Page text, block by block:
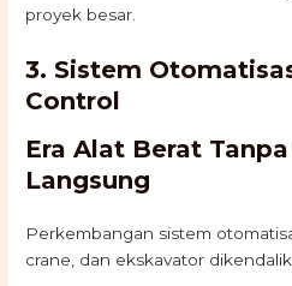
proyek besar.
3. Sistem
Control
Era Alat Berat
Langsung
Perkembangan sistem
crane, dan ekskavator